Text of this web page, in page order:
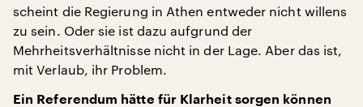
scheint die Regierung in Athen entweder nicht willens
zu sein. Oder sie ist dazu aufgrund der
Mehrheitsverhältnisse nicht in der Lage. Aber das ist,
mit Verlaub, ihr Problem.
Ein Referendum hätte für Klarheit sorgen können